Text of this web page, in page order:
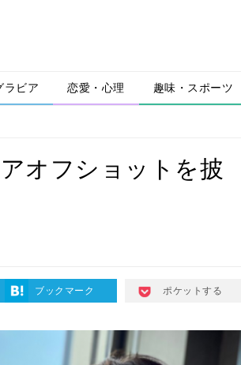
ラビア 恋愛・心理 趣味・スポーツ
オフショットを披
ブックマーク ポケットする